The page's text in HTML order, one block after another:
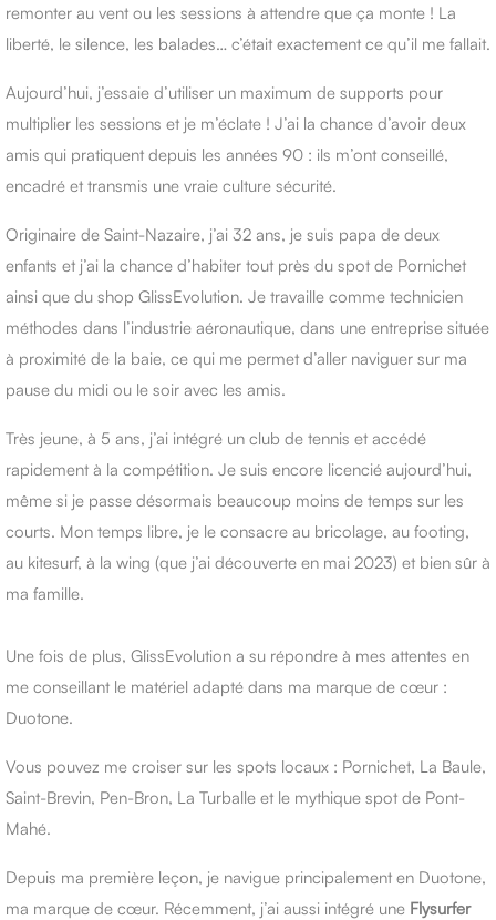
remonter au vent ou les sessions à attendre que ça monte ! La
liberté, le silence, les balades… c’était exactement ce qu’il me fallait.
Aujourd’hui, j’essaie d’utiliser un maximum de supports pour
multiplier les sessions et je m’éclate ! J’ai la chance d’avoir deux
amis qui pratiquent depuis les années 90 : ils m’ont conseillé,
encadré et transmis une vraie culture sécurité.
Originaire de Saint-Nazaire, j’ai 32 ans, je suis papa de deux
enfants et j’ai la chance d’habiter tout près du spot de Pornichet
ainsi que du shop GlissEvolution. Je travaille comme technicien
méthodes dans l’industrie aéronautique, dans une entreprise située
à proximité de la baie, ce qui me permet d’aller naviguer sur ma
pause du midi ou le soir avec les amis.
Très jeune, à 5 ans, j’ai intégré un club de tennis et accédé
rapidement à la compétition. Je suis encore licencié aujourd’hui,
même si je passe désormais beaucoup moins de temps sur les
courts. Mon temps libre, je le consacre au bricolage, au footing,
au kitesurf, à la wing (que j’ai découverte en mai 2023) et bien sûr à
ma famille.
Une fois de plus, GlissEvolution a su répondre à mes attentes en
me conseillant le matériel adapté dans ma marque de cœur :
Duotone.
Vous pouvez me croiser sur les spots locaux : Pornichet, La Baule,
Saint-Brevin, Pen-Bron, La Turballe et le mythique spot de Pont-
Mahé.
Depuis ma première leçon, je navigue principalement en Duotone,
ma marque de cœur. Récemment, j’ai aussi intégré une Flysurfer